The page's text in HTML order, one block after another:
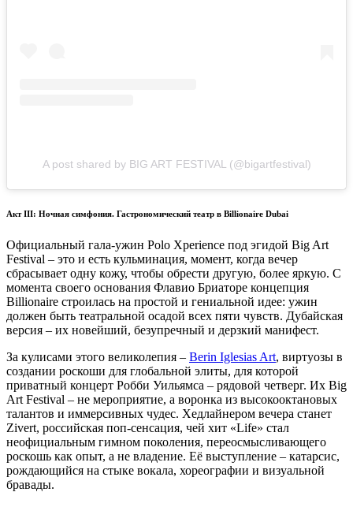
A post shared by BIG ART FESTIVAL (@bigartfestival)
Акт III: Ночная симфония. Гастрономический театр в Billionaire Dubai
Официальный гала-ужин Polo Xperience под эгидой Big Art
Festival – это и есть кульминация, момент, когда вечер
сбрасывает одну кожу, чтобы обрести другую, более яркую. С
момента своего основания Флавио Бриаторе концепция
Billionaire строилась на простой и гениальной идее: ужин
должен быть театральной осадой всех пяти чувств. Дубайская
версия – их новейший, безупречный и дерзкий манифест.
За кулисами этого великолепия – Berin Iglesias Art, виртуозы в
создании роскоши для глобальной элиты, для которой
приватный концерт Робби Уильямса – рядовой четверг. Их Big
Art Festival – не мероприятие, а воронка из высокооктановых
талантов и иммерсивных чудес. Хедлайнером вечера станет
Zivert, российская поп-сенсация, чей хит «Life» стал
неофициальным гимном поколения, переосмысливающего
роскошь как опыт, а не владение. Её выступление – катарсис,
рождающийся на стыке вокала, хореографии и визуальной
бравады.